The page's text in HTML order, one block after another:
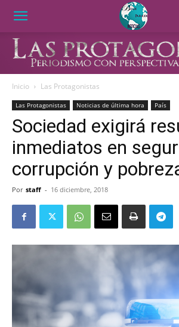
Inicio Las Protagonistas
Las Protagonistas Noticias de última hora País
Sociedad exigirá
inmediatos en
corrupción y
Por staff - 16 diciembre, 2018